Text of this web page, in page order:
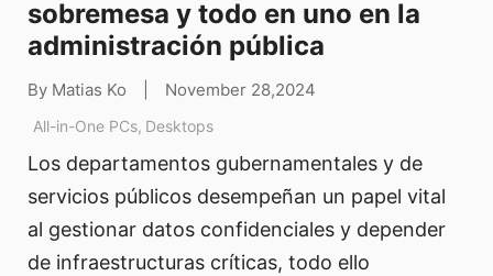
sobremesa y todo en uno en la
administración pública
By Matias Ko November 28,2024
All-in-One PCs, Desktops
Los departamentos gubernamentales y de
servicios públicos desempeñan un papel vital
al gestionar datos confidenciales y depender
de infraestructuras críticas, todo ello